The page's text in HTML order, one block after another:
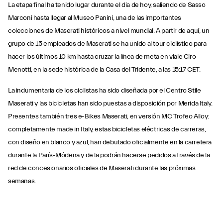
La etapa final ha tenido lugar durante el dia de hoy, saliendo de Sasso
Marconi hasta llegar al Museo Panini, una de las importantes
colecciones de Maserati históricos a nivel mundial. A partir de aquí, un
grupo de 15 empleados de Maserati se ha unido al tour ciclístico para
hacer los últimos 10 km hasta cruzar la línea de meta en viale Ciro
Menotti, en la sede histórica de la Casa del Tridente, a las 15:17 CET.
La indumentaria de los ciclistas ha sido diseñada por el Centro Stile
Maserati y las bicicletas han sido puestas a disposición por Merida Italy.
Presentes también tres e-Bikes Maserati, en versión MC Trofeo Alloy:
completamente made in Italy, estas bicicletas eléctricas de carreras,
con diseño en blanco y azul, han debutado oficialmente en la carretera
durante la París-Módena y de la podrán hacerse pedidos a través de la
red de concesionarios oficiales de Maserati durante las próximas
semanas.